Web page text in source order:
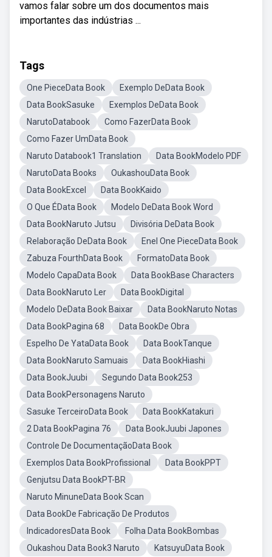
vamos falar sobre um dos documentos mais
importantes das indústrias ...
Tags
One PieceData Book
Exemplo DeData Book
Data BookSasuke
Exemplos DeData Book
NarutoDatabook
Como FazerData Book
Como Fazer UmData Book
Naruto Databook1 Translation
Data BookModelo PDF
NarutoData Books
OukashouData Book
Data BookExcel
Data BookKaido
O Que ÉData Book
Modelo DeData Book Word
Data BookNaruto Jutsu
Divisória DeData Book
Relaboração DeData Book
Enel One PieceData Book
Zabuza FourthData Book
FormatoData Book
Modelo CapaData Book
Data BookBase Characters
Data BookNaruto Ler
Data BookDigital
Modelo DeData Book Baixar
Data BookNaruto Notas
Data BookPagina 68
Data BookDe Obra
Espelho De YataData Book
Data BookTanque
Data BookNaruto Samuais
Data BookHiashi
Data BookJuubi
Segundo Data Book253
Data BookPersonagens Naruto
Sasuke TerceiroData Book
Data BookKatakuri
2 Data BookPagina 76
Data BookJuubi Japones
Controle De DocumentaçãoData Book
Exemplos Data BookProfissional
Data BookPPT
Genjutsu Data BookPT-BR
Naruto MinuneData Book Scan
Data BookDe Fabricação De Produtos
IndicadoresData Book
Folha Data BookBombas
Oukashou Data Book3 Naruto
KatsuyuData Book